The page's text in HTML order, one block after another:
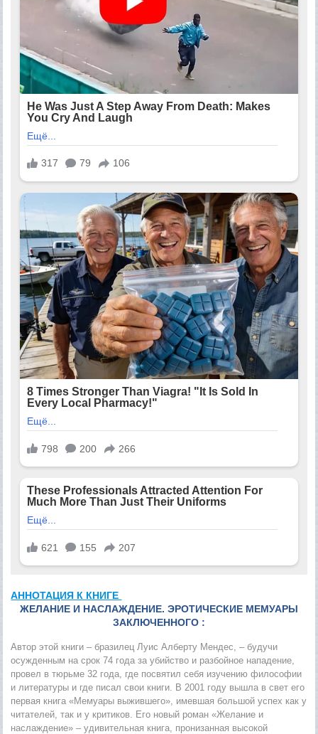
АННОТАЦИЯ К КНИГЕ
ЖЕЛАНИЕ И НАСЛАЖДЕНИЕ. ЭРОТИЧЕСКИЕ МЕМУАРЫ
ЗАКЛЮЧЕННОГО :
Автор этой книги – бразилец Луис Алберту Мендес, – будучи
осужденным на срок 74 года за убийство и разбойное нападение,
провел в тюрьме 32 года, где посвятил себя изучению философии
и литературы и где писал свои книги. В 2001 году вышла в свет его
первая книга «Мемуары выжившего», имевшая большой успех как у
читателей, так и у критиков. Его новый роман «Желание и
наслаждение» – удивительная книга, пронизанная высокой